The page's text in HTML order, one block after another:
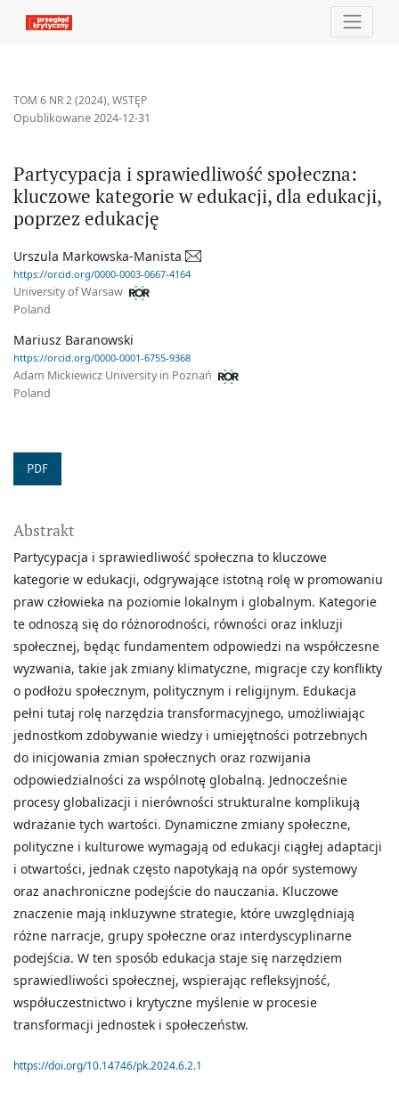
Partycypacja i sprawiedliwość społeczna: kluczowe kategorie
TOM 6 NR 2 (2024),WSTĘP
Partycypacja i sprawiedliwość społeczna:
kluczowe kategorie w edukacji, dla edukacji,
poprzez edukację
Opublikowane 2024-12-31
Urszula Markowska-Manista
https://orcid.org/0000-0003-0667-4164
University of Warsaw
Poland
Mariusz Baranowski
https://orcid.org/0000-0001-6755-9368
Adam Mickiewicz University in Poznań
Poland
PDF
Abstrakt
Partycypacja i sprawiedliwość społeczna to kluczowe
kategorie w edukacji, odgrywające istotną rolę w promowaniu
praw człowieka na poziomie lokalnym i globalnym. Kategorie
te odnoszą się do różnorodności, równości oraz inkluzji
społecznej, będąc fundamentem odpowiedzi na współczesne
wyzwania, takie jak zmiany klimatyczne, migracje czy konflikty
o podłożu społecznym, politycznym i religijnym. Edukacja
pełni tutaj rolę narzędzia transformacyjnego, umożliwiając
jednostkom zdobywanie wiedzy i umiejętności potrzebnych
do inicjowania zmian społecznych oraz rozwijania
odpowiedzialności za wspólnotę globalną. Jednocześnie
procesy globalizacji i nierówności strukturalne komplikują
wdrażanie tych wartości. Dynamiczne zmiany społeczne,
polityczne i kulturowe wymagają od edukacji ciągłej adaptacji
i otwartości, jednak często napotykają na opór systemowy
oraz anachroniczne podejście do nauczania. Kluczowe
znaczenie mają inkluzywne strategie, które uwzględniają
różne narracje, grupy społeczne oraz interdyscyplinarne
podejścia. W ten sposób edukacja staje się narzędziem
sprawiedliwości społecznej, wspierając refleksyjność,
współuczestnictwo i krytyczne myślenie w procesie
transformacji jednostek i społeczeństw.
https://doi.org/10.14746/pk.2024.6.2.1